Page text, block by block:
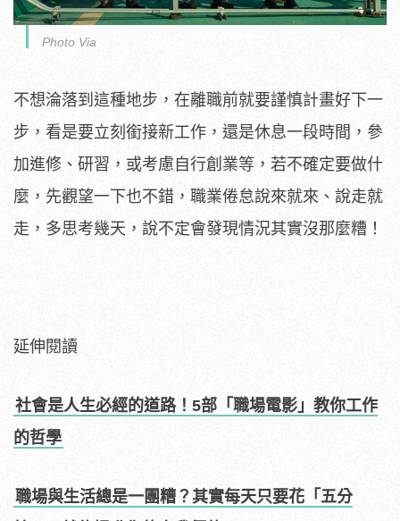
Photo Via
不想淪落到這種地步，在離職前就要謹慎計畫好下一
步，看是要立刻銜接新工作，還是休息一段時間，參
加進修、研習，或考慮自行創業等，若不確定要做什
麼，先觀望一下也不錯，職業倦怠說來就來、說走就
走，多思考幾天，說不定會發現情況其實沒那麼糟！
延伸閱讀
社會是人生必經的道路！5部「職場電影」教你工作
的哲學
職場與生活總是一團糟？其實每天只要花「五分